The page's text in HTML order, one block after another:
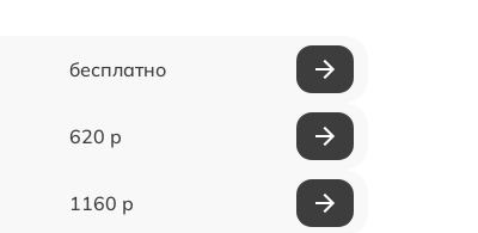
бесплатно
620 р
1160 р